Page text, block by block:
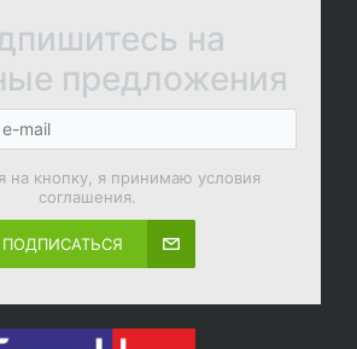
на
предложения
на кнопку, я принимаю условия
соглашения.
ПОДПИСАТЬСЯ